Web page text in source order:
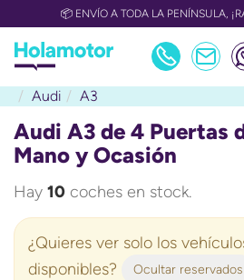
📅 OULET Grupo Safamotor hasta
Audi A3
Audi A3 de 4 Puertas
Mano y Ocasión
Hay 10 coches en stock.
¿Quieres ver solo los
disponibles?
Ocultar reservados